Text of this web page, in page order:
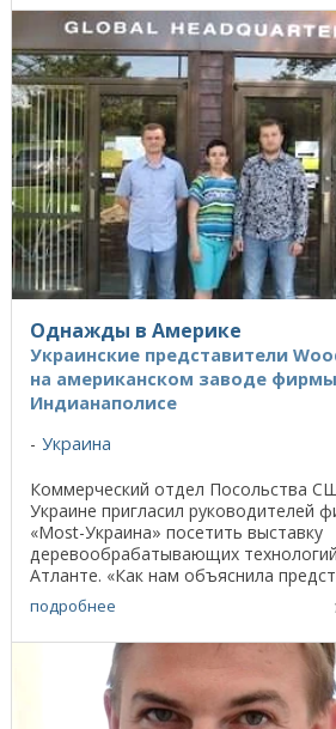
Однажды в Америке
Украинские представители
на американском заводе
Индианаполисе
Украина
Коммерческий отдел Посольства
Украине пригласил руководителей
«Most-Украина» посетить выставку
деревообрабатывающих
Атланте. «Как нам объяснила
Посольства г-жа Мирослава
обратили на себя ...
подробнее